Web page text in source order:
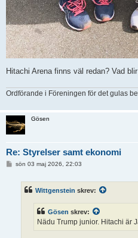
Hitachi Arena finns väl redan? Vad
Ordförande i Föreningen för det gulas
Gösen
Re: Styrelser samt ekonomi
sön 03 maj 2026, 22:03
Wittgenstein skrev:
Gösen skrev:
Nädu Trump junior. Hitachi är